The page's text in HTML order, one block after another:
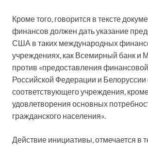
Кроме того, говорится в тексте
финансов должен дать указание
США в таких международных
учреждениях, как Всемирный банк и
против «предоставления
Российской Федерации и Белоруссии
соответствующего учреждения,
удовлетворения основных
гражданского населения».
Действие инициативы, отмечается в